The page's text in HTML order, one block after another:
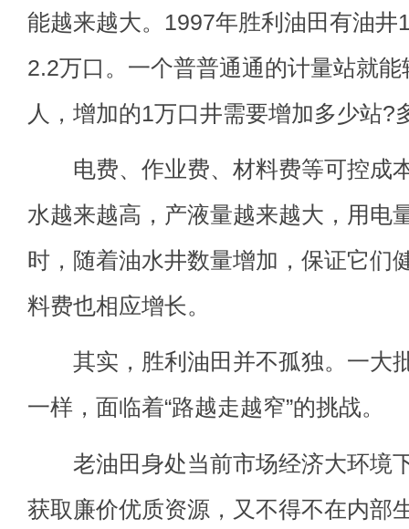
能越来越大。1997年胜利油田有油井
2.2万口。一个普普通通的计量站就
人，增加的1万口井需要增加多少站?
电费、作业费、材料费等可控成
水越来越高，产液量越来越大，用电
时，随着油水井数量增加，保证它们
料费也相应增长。
其实，胜利油田并不孤独。一大
一样，面临着“路越走越窄”的挑战。
老油田身处当前市场经济大环境
获取廉价优质资源，又不得不在内部